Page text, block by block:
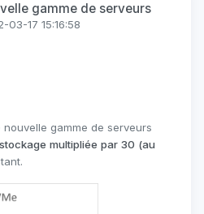
gamme de serveurs
03-17 15:16:58
gamme de serveurs
multipliée par 30 (au